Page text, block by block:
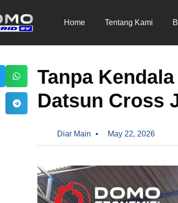
Home Tentang Kami
Tanpa
Datsun Cross
Diar Main May 22, 2026